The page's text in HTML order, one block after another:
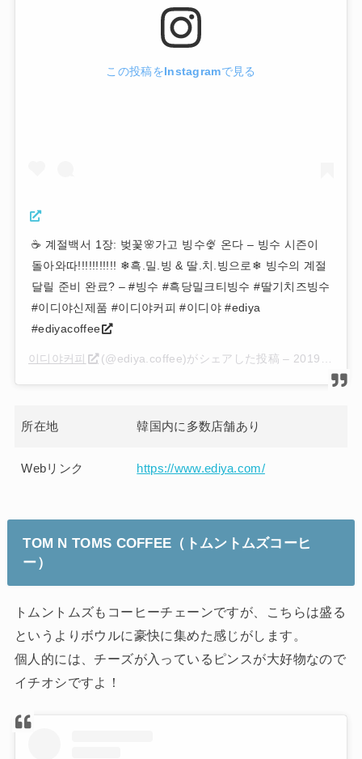
この投稿をInstagramで見る
☕ 계절백서 1장: 벚꽃🌸가고 빙수🍨 온다 – 빙수 시즌이
돌아와따!!!!!!!!!!! ❄흑.밀.빙 & 딸.치.빙으로❄ 빙수의 계절
달릴 준비 완료? – #빙수 #흑당밀크티빙수 #딸기치즈빙수
#이디야신제품 #이디야커피 #이디야 #ediya
#ediyacoffee
이디야커피 (@ediya.coffee)がシェアした投稿 – 2019年 5月月1日午後9時00分PDT
所在地 韓国内に多数店舗あり
Webリンク https://www.ediya.com/
TOM N TOMS COFFEE（トムントムズコーヒ
ー）
トムントムズもコーヒーチェーンですが、こちらは盛る
というよりボウルに豪快に集めた感じがします。
個人的には、チーズが入っているピンスが大好物なので
イチオシですよ！